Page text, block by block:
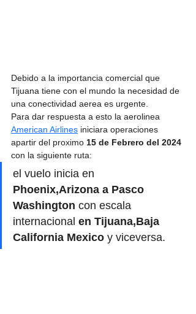
Debido a la importancia comercial que
Tijuana tiene con el mundo la necesidad de
una conectividad aerea es urgente.
Para dar respuesta a esto la aerolinea
American Airlines iniciara operaciones
apartir del proximo 15 de Febrero del 2024
con la siguiente ruta:
el vuelo inicia en
Phoenix,Arizona a Pasco
Washington con escala
internacional en Tijuana,Baja
California Mexico y viceversa.